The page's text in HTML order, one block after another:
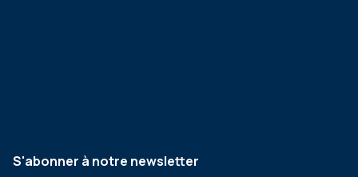
S'abonner à notre newsletter